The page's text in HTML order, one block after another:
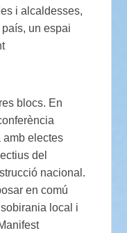
i alcaldesses,
un espai
blocs. En
amb electes
del
nacional.
en comú
local i